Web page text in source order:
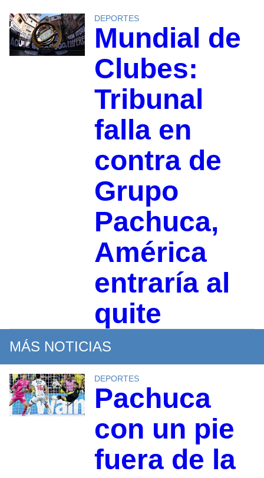
DEPORTES
Mundial de
Clubes:
Tribunal
falla en
contra de
Grupo
Pachuca,
América
entraría al
quite
MÁS NOTICIAS
DEPORTES
Pachuca
con un pie
fuera de la